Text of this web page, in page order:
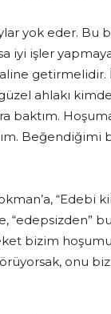
yok eder. Bu
iyi işler yapmaya
getirmelidir.
ahlakı
baktım.
Beğendiğimi
“Edebi
“edepsizden”
bizim
onu